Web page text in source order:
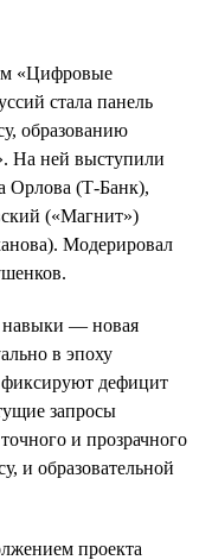
«Цифровые
стала панель
образованию
На ней выступили
Орлова (Т-Банк),
(«Магнит»)
Модерировал
навыки — новая
в эпоху
фиксируют дефицит
запросы
и прозрачного
и образовательной
проекта